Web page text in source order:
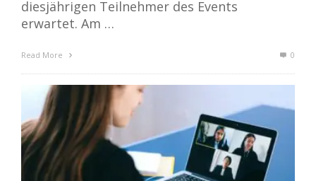
diesjährigen Teilnehmer des Events
erwartet. Am …
Read More 0